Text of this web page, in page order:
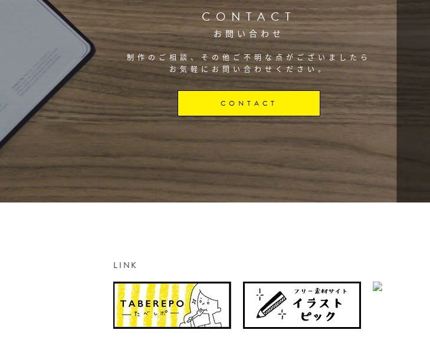
CONTACT
お問い合わせ
制作のご相談、その他ご不明な点がございましたら
お気軽にお問い合わせください。
CONTACT
LINK